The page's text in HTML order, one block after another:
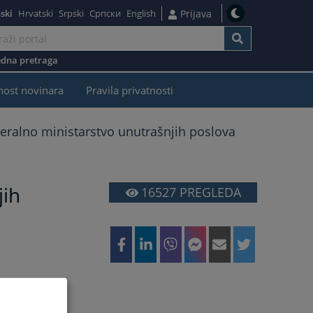
Hrvatski Srpski Српски English Prijava
pretraga
novinara Pravila privatnosti
ministarstvo unutrašnjih poslova
16527PREGLEDA